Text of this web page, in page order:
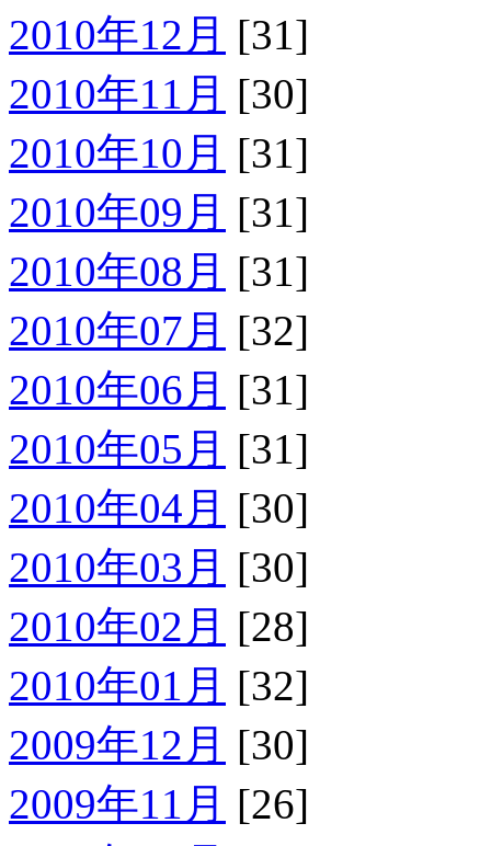
2010年12月 [31]
2010年11月 [30]
2010年10月 [31]
2010年09月 [31]
2010年08月 [31]
2010年07月 [32]
2010年06月 [31]
2010年05月 [31]
2010年04月 [30]
2010年03月 [30]
2010年02月 [28]
2010年01月 [32]
2009年12月 [30]
2009年11月 [26]